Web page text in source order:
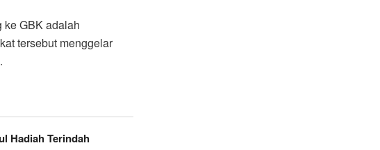
ke GBK adalah
tersebut menggelar
Hadiah Terindah